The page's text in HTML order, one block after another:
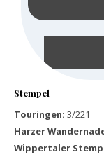
Stempel
Touringen: 3/221
Harzer
Wippertaler